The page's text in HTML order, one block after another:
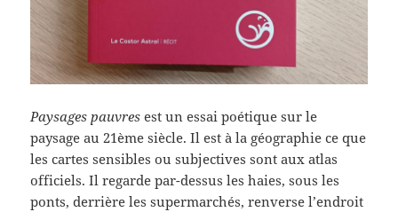
Paysages pauvresest un essai poétique sur le
paysage au 21ème siècle. Il est à la géographie ce que
les cartes sensibles ou subjectives sont aux atlas
officiels. Il regarde par-dessus les haies, sous les
ponts, derrière les supermarchés, renverse l’endroit